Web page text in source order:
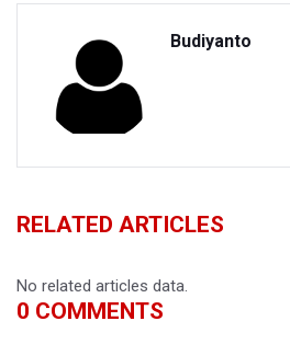
Budiyanto
RELATED ARTICLES
No related articles data.
0 COMMENTS